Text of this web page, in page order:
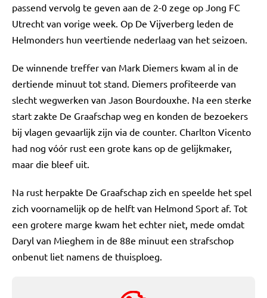
passend vervolg te geven aan de 2-0 zege op Jong FC
Utrecht van vorige week. Op De Vijverberg leden de
Helmonders hun veertiende nederlaag van het seizoen.
De winnende treffer van Mark Diemers kwam al in de
dertiende minuut tot stand. Diemers profiteerde van
slecht wegwerken van Jason Bourdouxhe. Na een sterke
start zakte De Graafschap weg en konden de bezoekers
bij vlagen gevaarlijk zijn via de counter. Charlton Vicento
had nog vóór rust een grote kans op de gelijkmaker,
maar die bleef uit.
Na rust herpakte De Graafschap zich en speelde het spel
zich voornamelijk op de helft van Helmond Sport af. Tot
een grotere marge kwam het echter niet, mede omdat
Daryl van Mieghem in de 88e minuut een strafschop
onbenut liet namens de thuisploeg.